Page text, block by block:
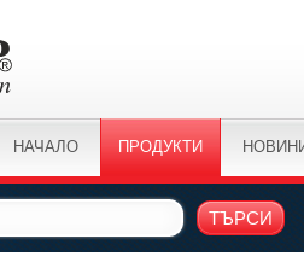
НАЧАЛО ПРОДУКТИ
ТЪРСИ